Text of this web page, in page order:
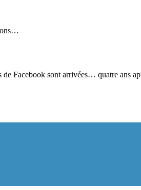
Facebook sont arrivées… quatre ans